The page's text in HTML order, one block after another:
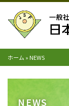
ホーム»NEWS
NEWS